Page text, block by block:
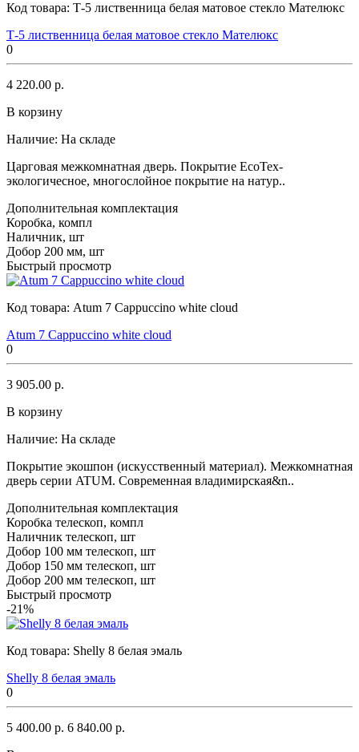
Код товара: Т-5 лиственница белая матовое стекло Мателюкс
Т-5 лиственница белая матовое стекло Мателюкс
0
4 220.00 р.
В корзину
Наличие: На складе
Царговая межкомнатная дверь. Покрытие EcoTex-
экологичесное, многослойное покрытие на натур..
Дополнительная комплектация
Коробка, компл
Наличник, шт
Добор 200 мм, шт
Быстрый просмотр
Код товара: Atum 7 Cappuccino white cloud
Atum 7 Cappuccino white cloud
0
3 905.00 р.
В корзину
Наличие: На складе
Покрытие экошпон (искусственный материал). Межкомнатная
дверь серии ATUM. Современная владимирская&n..
Дополнительная комплектация
Коробка телескоп, компл
Наличник телескоп, шт
Добор 100 мм телескоп, шт
Добор 150 мм телескоп, шт
Добор 200 мм телескоп, шт
Быстрый просмотр
-21%
Код товара: Shelly 8 белая эмаль
Shelly 8 белая эмаль
0
5 400.00 р. 6 840.00 р.